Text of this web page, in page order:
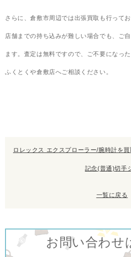
さらに、倉敷市周辺では出張買取も行って
店舗までの持ち込みが難しい場合でも、ご
ます。査定は無料ですので、ご不要になっ
ふくとくや倉敷店へご相談ください。
ロレックス エクスプローラー/腕時計を買
記念(普通)切手
一覧に戻る
お問い合わせ